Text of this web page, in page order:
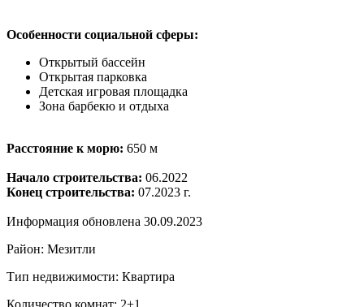
Особенности социальной сферы:
Открытый бассейн
Открытая парковка
Детская игровая площадка
Зона барбекю и отдыха
Расстояние к морю: 650 м
Начало строительства: 06.2022
Конец строительства: 07.2023 г.
Информация обновлена 30.09.2023
Район: Мезитли
Тип недвижимости: Квартира
Количество комнат: 2+1